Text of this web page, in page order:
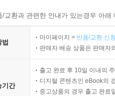
교환과 관련한 안내가 있는경우 아
마이페이지 > 반품/교환 신
판매자 배송 상품은 판매자
기간
출고 완료 후 10일 이내의
디지털 콘텐츠인 eBook의
중고상품의 경우 출고 완료